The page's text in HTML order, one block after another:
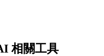
相關工具